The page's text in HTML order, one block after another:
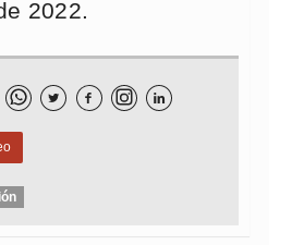
2022.
  